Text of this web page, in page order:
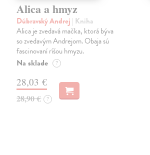
Alica a hmyz
Dúbravský Andrej | Kniha
Alica je zvedavá mačka, ktorá býva
so zvedavým Andrejom. Obaja sú
fascinovaní ríšou hmyzu.
Na sklade ?
28,03 €
28,90 € ?